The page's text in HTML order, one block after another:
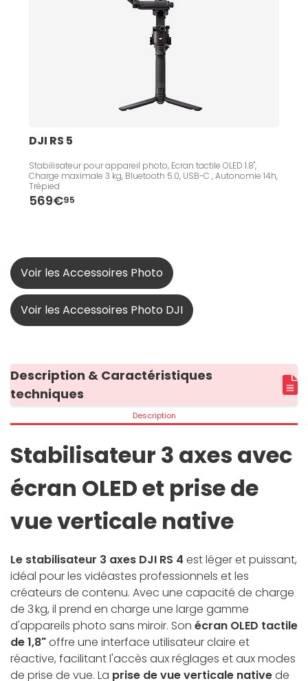
DJI RS 5
Stabilisateur pour appareil photo, Ecran tactile OLED 1.8",
Charge maximale 3 kg, Bluetooth 5.0, USB-C , Autonomie 14h,
Trépied
569€95
Voir les Accessoires Photo
Voir les Accessoires Photo DJI
Description & Caractéristiques
techniques
Description
Stabilisateur 3 axes avec
écran OLED et prise de
vue verticale native
Le stabilisateur 3 axes DJI RS 4 est léger et puissant,
idéal pour les vidéastes professionnels et les
créateurs de contenu. Avec une capacité de charge
de 3 kg, il prend en charge une large gamme
d'appareils photo sans miroir. Son écran OLED tactile
de 1,8"offre une interface utilisateur claire et
réactive, facilitant l'accès aux réglages et aux modes
de prise de vue. La prise de vue verticale nativede